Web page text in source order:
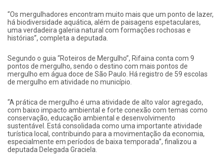
“Os mergulhadores encontram muito mais que um ponto de lazer,
há biodiversidade aquática, além de paisagens espetaculares,
uma verdadeira galeria natural com formações rochosas e
histórias”, completa a deputada.
Segundo o guia “Roteiros de Mergulho”, Rifaina conta com 9
pontos de mergulho, sendo o destino com mais pontos de
mergulho em água doce de São Paulo. Há registro de 59 escolas
de mergulho em atividade no município.
“A prática de mergulho é uma atividade de alto valor agregado,
com baixo impacto ambiental e forte conexão com temas como
conservação, educação ambiental e desenvolvimento
sustentável. Está consolidada como uma importante atividade
turística local, contribuindo para a movimentação da economia,
especialmente em períodos de baixa temporada”, finalizou a
deputada Delegada Graciela.